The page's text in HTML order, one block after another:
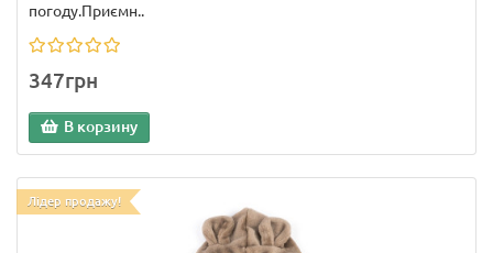
погоду.Приємн..
347грн
В корзину
Лідер продажу!